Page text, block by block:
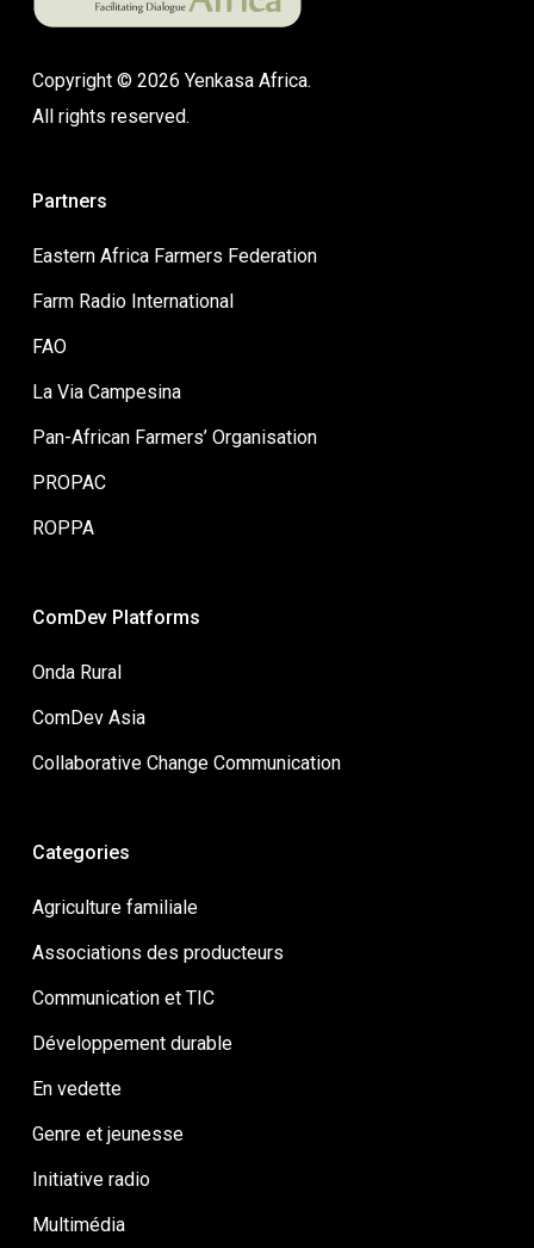
Copyright © 2026 Yenkasa Africa.
All rights reserved.
Partners
Eastern Africa Farmers Federation
Farm Radio International
FAO
La Via Campesina
Pan-African Farmers’ Organisation
PROPAC
ROPPA
ComDev Platforms
Onda Rural
ComDev Asia
Collaborative Change Communication
Categories
Agriculture familiale
Associations des producteurs
Communication et TIC
Développement durable
En vedette
Genre et jeunesse
Initiative radio
Multimédia